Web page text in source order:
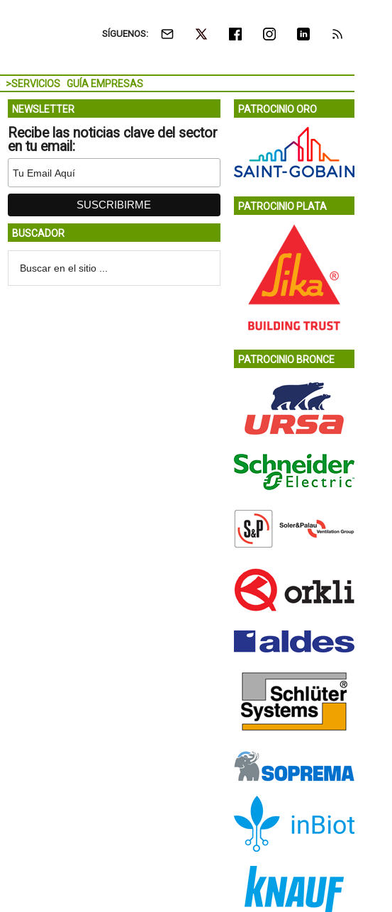
SÍGUENOS:
>SERVICIOS GUÍA EMPRESAS
NEWSLETTER
Recibe las noticias clave del sector
en tu email:
BUSCADOR
PATROCINIO ORO
PATROCINIO PLATA
PATROCINIO BRONCE